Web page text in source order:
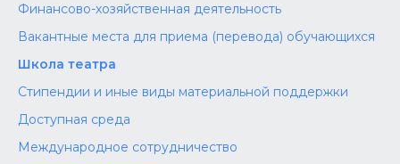
Финансово-хозяйственная деятельность
Вакантные места для приема (перевода) обучающихся
Школа театра
Стипендии и иные виды материальной поддержки
Доступная среда
Международное сотрудничество